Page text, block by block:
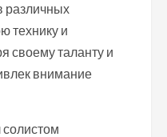
различных
технику и
своему таланту и
внимание